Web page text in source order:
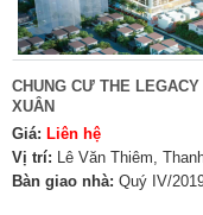
CHUNG CƯ THE LEGACY
XUÂN
Giá: Liên hệ
Vị trí: Lê Văn Thiêm,
Bàn giao nhà: Quý IV/